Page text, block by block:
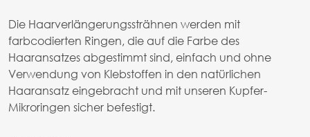
Die Haarverlängerungssträhnen werden mit
farbcodierten Ringen, die auf die Farbe des
Haaransatzes abgestimmt sind, einfach und ohne
Verwendung von Klebstoffen in den natürlichen
Haaransatz eingebracht und mit unseren Kupfer-
Mikroringen sicher befestigt.